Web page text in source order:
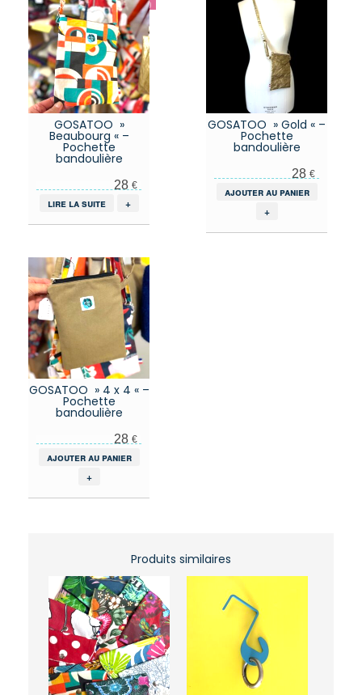
GOSATOO »
Beaubourg « –
Pochette
bandoulière
28 €
lire la suite +
GOSATOO » Gold « –
Pochette
bandoulière
28€
ajouter au panier
+
GOSATOO » 4 x 4 « –
Pochette
bandoulière
28 €
ajouter au panier
+
Produits similaires